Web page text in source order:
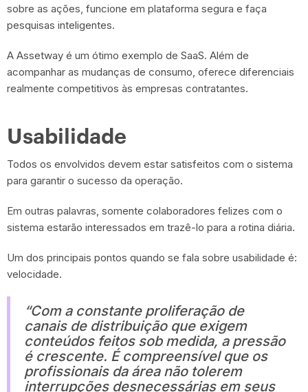
sobre as ações, funcione em plataforma segura e faça
pesquisas inteligentes.
A Assetway é um ótimo exemplo de SaaS. Além de
acompanhar as mudanças de consumo, oferece diferenciais
realmente competitivos às empresas contratantes.
Usabilidade
Todos os envolvidos devem estar satisfeitos com o sistema
para garantir o sucesso da operação.
Em outras palavras, somente colaboradores felizes com o
sistema estarão interessados em trazê-lo para a rotina diária.
Um dos principais pontos quando se fala sobre usabilidade é:
velocidade.
“Com a constante proliferação de
canais de distribuição que exigem
conteúdos feitos sob medida, a pressão
é crescente. É compreensível que os
profissionais da área não tolerem
interrupções desnecessárias em seus